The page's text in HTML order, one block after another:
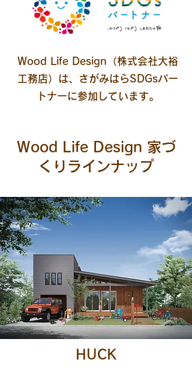
Wood Life Design（株式会社大裕
工務店）は、さがみはらSDGsパー
トナーに参加しています。
Wood Life Design 家づ
くりラインナップ
HUCK